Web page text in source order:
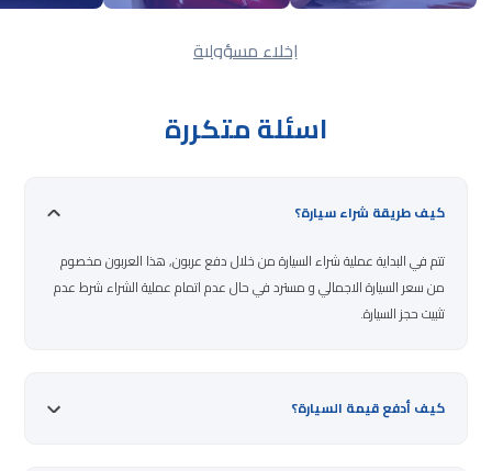
إخلاء مسؤولية
اسئلة متكررة
كيف طريقة شراء سيارة؟
تتم في البداية عملية شراء السيارة من خلال دفع عربون, هذا العربون مخصوم
من سعر السيارة الاجمالي و مسترد في حال عدم اتمام عملية الشراء شرط عدم
تثبيت حجز السيارة.
كيف أدفع قيمة السيارة؟